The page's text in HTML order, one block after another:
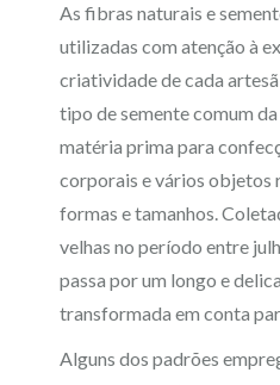
As fibras naturais e
utilizadas com atenção à
criatividade de cada
tipo de semente comum
matéria prima para
corporais e vários objetos
formas e tamanhos.
velhas no período entre
passa por um longo e
transformada em conta
Alguns dos padrões